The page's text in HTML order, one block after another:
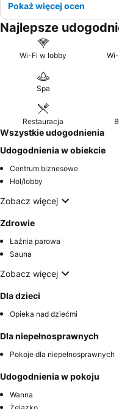
Pokaż więcej ocen
Najlepsze
Wi-Fi w lobby
Spa
Restauracja
Wszystkie udogodnienia
Udogodnienia w obiekcie
Centrum biznesowe
Hol/lobby
Zobacz więcej
Zdrowie
Łaźnia parowa
Sauna
Zobacz więcej
Dla dzieci
Opieka nad dziećmi
Dla niepełnosprawnych
Pokoje dla niepełnosprawnych
Udogodnienia w pokoju
Wanna